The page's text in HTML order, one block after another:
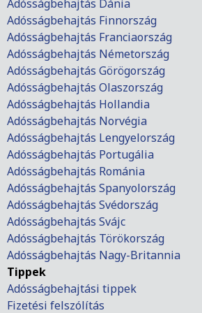
Adósságbehajtás Dánia
Adósságbehajtás Finnország
Adósságbehajtás Franciaország
Adósságbehajtás Németország
Adósságbehajtás Görögország
Adósságbehajtás Olaszország
Adósságbehajtás Hollandia
Adósságbehajtás Norvégia
Adósságbehajtás Lengyelország
Adósságbehajtás Portugália
Adósságbehajtás Románia
Adósságbehajtás Spanyolország
Adósságbehajtás Svédország
Adósságbehajtás Svájc
Adósságbehajtás Törökország
Adósságbehajtás Nagy-Britannia
Tippek
Adósságbehajtási tippek
Fizetési felszólítás